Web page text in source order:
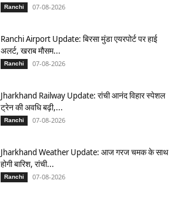
Ranchi 07-08-2026
Ranchi Airport Update: बिरसा मुंडा एयरपोर्ट पर हाई
अलर्ट, खराब मौसम...
Ranchi 07-08-2026
Jharkhand Railway Update: रांची आनंद विहार स्पेशल
ट्रेन की अवधि बढ़ी,...
Ranchi 07-08-2026
Jharkhand Weather Update: आज गरज चमक के साथ
होगी बारिश, रांची...
Ranchi 07-08-2026